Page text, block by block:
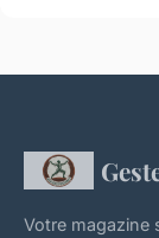
Votre magazine